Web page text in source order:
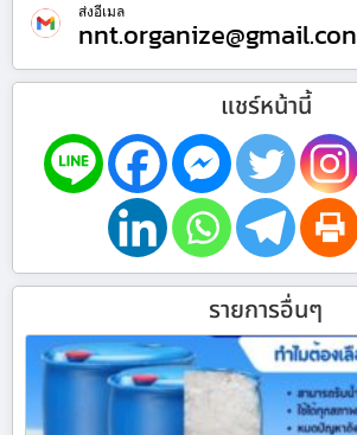
ส่งอีเมล
nnt.organize@gmail.con
แชร์หน้านี้
รายการอื่นๆ